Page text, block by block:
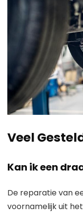
Veel
Kan ik een
De reparatie van
voornamelijk uit